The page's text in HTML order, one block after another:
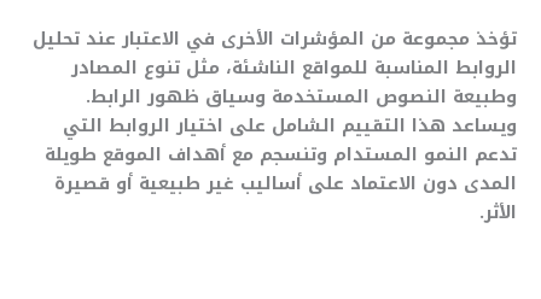
تؤخذ مجموعة من المؤشرات الأخرى في الاعتبار عند تحليل
الروابط المناسبة للمواقع الناشئة، مثل تنوع المصادر
وطبيعة النصوص المستخدمة وسياق ظهور الرابط.
ويساعد هذا التقييم الشامل على اختيار الروابط التي
تدعم النمو المستدام وتنسجم مع أهداف الموقع طويلة
المدى دون الاعتماد على أساليب غير طبيعية أو قصيرة
الأثر.